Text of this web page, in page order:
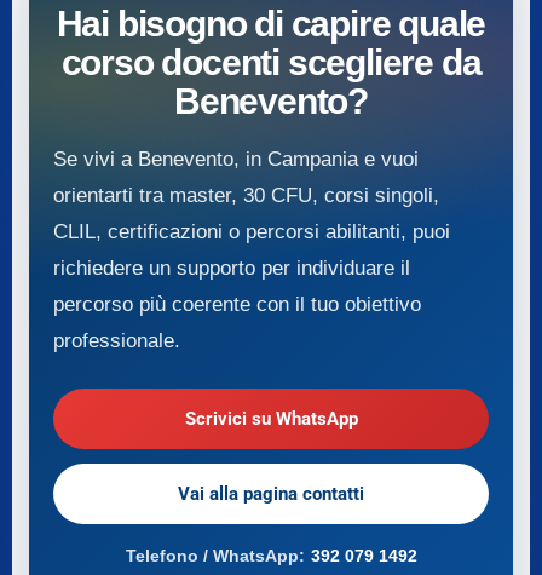
Hai bisogno di capire quale
corso docenti scegliere da
Benevento?
Se vivi a Benevento, in Campania e vuoi
orientarti tra master, 30 CFU, corsi singoli,
CLIL, certificazioni o percorsi abilitanti, puoi
richiedere un supporto per individuare il
percorso più coerente con il tuo obiettivo
professionale.
Scrivici su WhatsApp
Vai alla pagina contatti
Telefono / WhatsApp: 392 079 1492